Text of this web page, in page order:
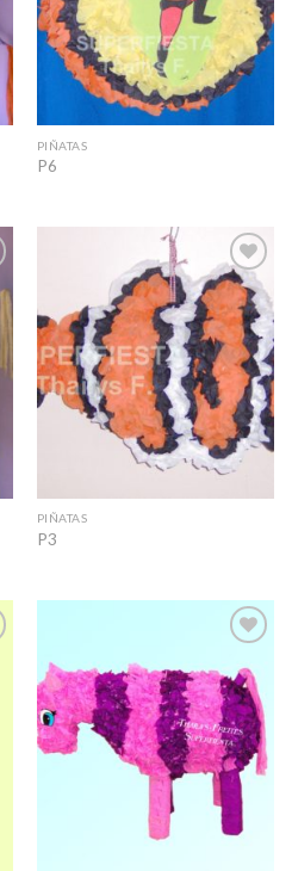
PIÑATAS
P6
Add to
Wishlist
PIÑATAS
P3
Wishlist